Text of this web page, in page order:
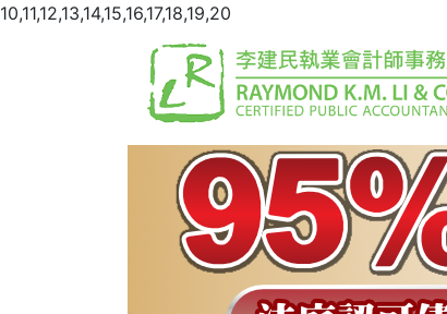
10,11,12,13,14,15,16,17,18,19,20